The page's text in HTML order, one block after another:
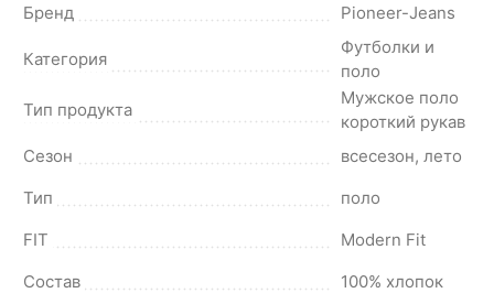
Бренд Pioneer-Jeans
Категория
Футболки и
поло
Тип продукта
Мужское поло
короткий рукав
Сезон
всесезон, лето
Тип
поло
FIT
Modern Fit
Состав
100% хлопок